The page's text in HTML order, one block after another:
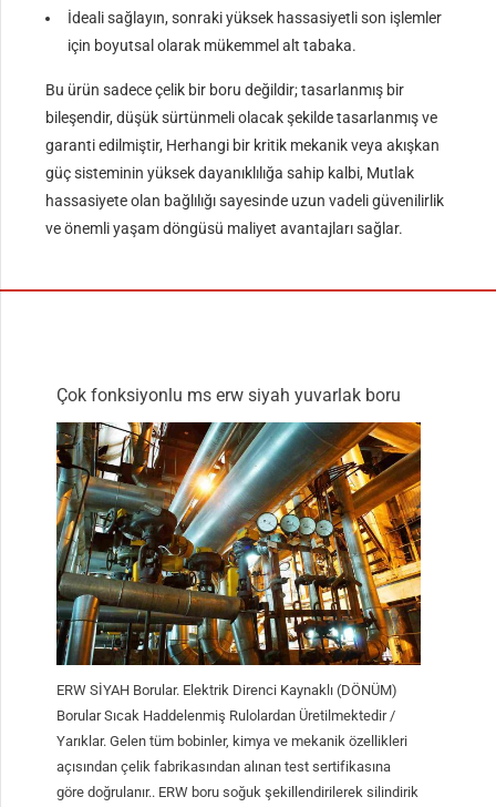
İdeali sağlayın, sonraki yüksek hassasiyetli son işlemler
için boyutsal olarak mükemmel alt tabaka.
Bu ürün sadece çelik bir boru değildir; tasarlanmış bir
bileşendir, düşük sürtünmeli olacak şekilde tasarlanmış ve
garanti edilmiştir, Herhangi bir kritik mekanik veya akışkan
güç sisteminin yüksek dayanıklılığa sahip kalbi, Mutlak
hassasiyete olan bağlılığı sayesinde uzun vadeli güvenilirlik
ve önemli yaşam döngüsü maliyet avantajları sağlar.
Çok fonksiyonlu ms erw siyah yuvarlak boru
ERW SİYAH Borular. Elektrik Direnci Kaynaklı (DÖNÜM)
Borular Sıcak Haddelenmiş Rulolardan Üretilmektedir /
Yarıklar. Gelen tüm bobinler, kimya ve mekanik özellikleri
açısından çelik fabrikasından alınan test sertifikasına
göre doğrulanır.. ERW boru soğuk şekillendirilerek silindirik